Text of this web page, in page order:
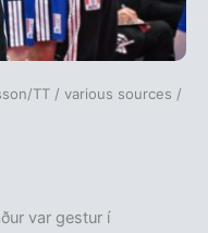
TT / various sources /
var gestur í